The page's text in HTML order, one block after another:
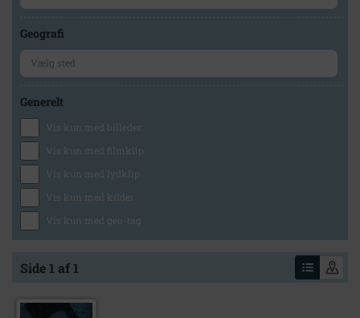
Geografi
Generelt
Vis kun med billeder
Vis kun med filmklip
Vis kun med lydklip
Vis kun med kilder
Vis kun med geo-tag
Side 1 af 1